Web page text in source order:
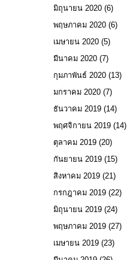
มิถุนายน 2020 (6)
พฤษภาคม 2020 (6)
เมษายน 2020 (5)
มีนาคม 2020 (7)
กุมภาพันธ์ 2020 (13)
มกราคม 2020 (7)
ธันวาคม 2019 (14)
พฤศจิกายน 2019 (14)
ตุลาคม 2019 (20)
กันยายน 2019 (15)
สิงหาคม 2019 (21)
กรกฎาคม 2019 (22)
มิถุนายน 2019 (24)
พฤษภาคม 2019 (27)
เมษายน 2019 (23)